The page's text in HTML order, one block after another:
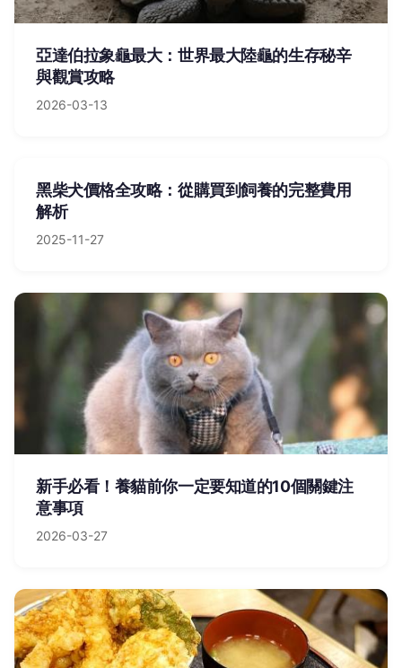
亞達伯拉象龜最大：世界最大陸龜的生存秘辛
與觀賞攻略
2026-03-13
黑柴犬價格全攻略：從購買到飼養的完整費用
解析
2025-11-27
新手必看！養貓前你一定要知道的10個關鍵注
意事項
2026-03-27